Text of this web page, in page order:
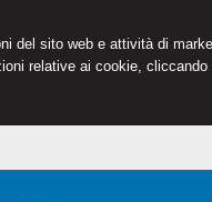
del sito web e attività di
relative ai cookie,